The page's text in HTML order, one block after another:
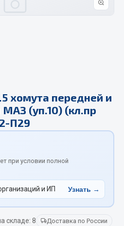
BOHU
подогреватели
хомута передней и
(уп.10) (кл.пр
П29
при условии полной
и ИП Узнать →
складе: 8 Доставка по России